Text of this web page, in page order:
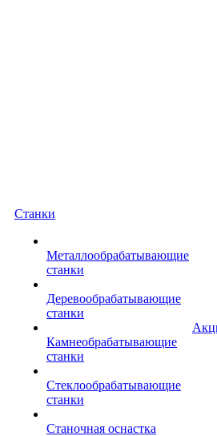
Станки
Металлообрабатывающие
станки
Деревообрабатывающие
станки
Камнеобрабатывающие
станки
Стеклообрабатывающие
станки
Станочная оснастка